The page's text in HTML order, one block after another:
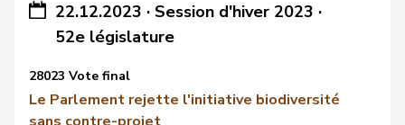
22.12.2023 ·Session d'hiver 2023 ·
52e législature
28023 Vote final
Le Parlement rejette l'initiative biodiversité